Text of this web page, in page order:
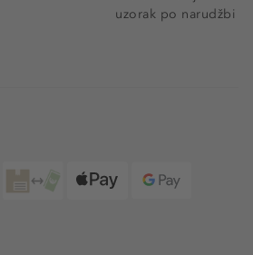
uzorak po narudžbi